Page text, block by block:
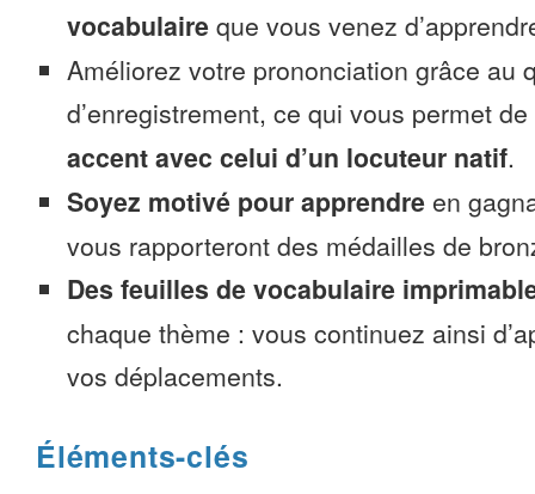
vocabulaire que vous venez
Améliorez votre prononciation grâce au
d’enregistrement, ce qui vous permet de
accent avec celui d’un locuteur natif.
Soyez motivé pour apprendre en
vous rapporteront des médailles de
Des feuilles de vocabulaire
chaque thème : vous continuez ainsi
vos déplacements.
Éléments-clés